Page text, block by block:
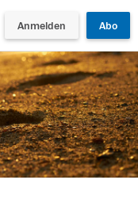
Anmelden Abo